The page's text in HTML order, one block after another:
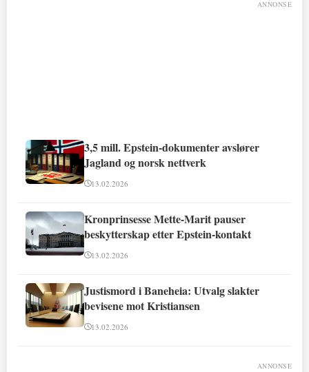
ANNONSE
3,5 mill. Epstein-dokumenter avslører
Jagland og norsk nettverk
13.02.2026
Kronprinsesse Mette-Marit pauser
beskytterskap etter Epstein-kontakt
13.02.2026
Justismord i Baneheia: Utvalg slakter
bevisene mot Kristiansen
13.02.2026
ANNONSE